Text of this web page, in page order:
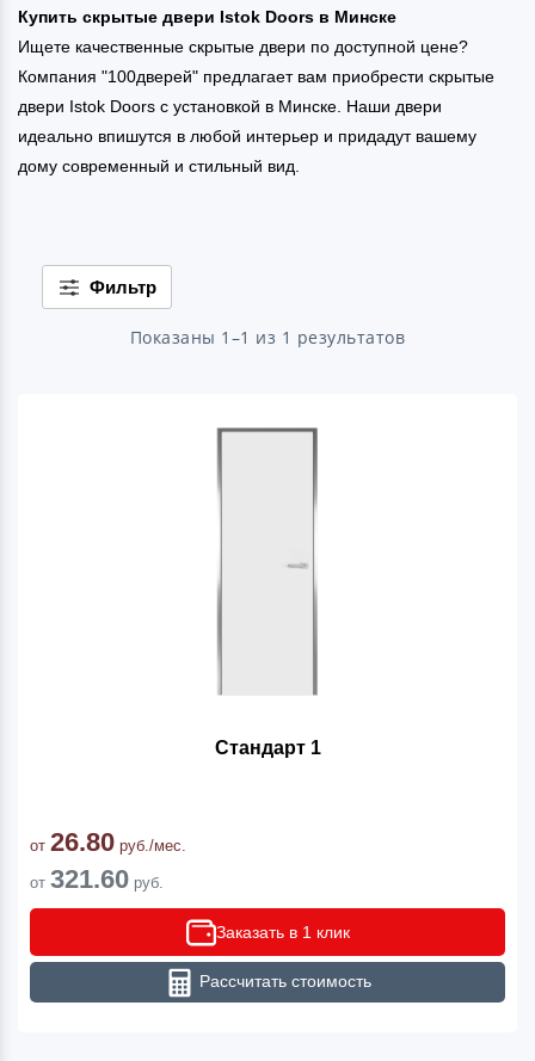
Купить скрытые двери Istok Doors в Минске
Ищете качественные скрытые двери по доступной цене?
Компания "100дверей" предлагает вам приобрести скрытые
двери Istok Doors с установкой в Минске. Наши двери
идеально впишутся в любой интерьер и придадут вашему
дому современный и стильный вид.
Фильтр
Показаны 1–1 из 1 результатов
Стандарт 1
от 26.80 руб./мес.
от 321.60 руб.
Заказать в 1 клик
Рассчитать стоимость